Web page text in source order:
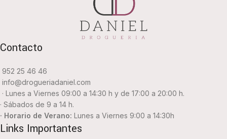
Contacto
952 25 46 46
info@drogueriadaniel.com
· Lunes a Viernes 09:00 a 14:30 h y de 17:00 a 20:00 h.
· Sábados de 9 a 14 h.
· Horario de Verano: Lunes a Viernes 9:00 a 14:30h
Links Importantes